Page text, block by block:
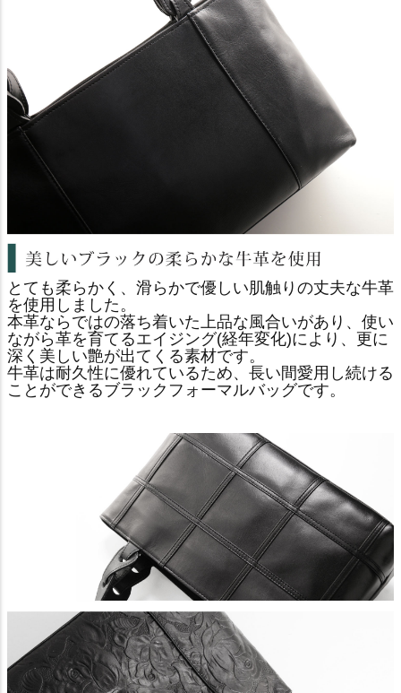
とても柔らかく、滑らかで優しい肌触りの丈夫な牛革
を使用しました。
本革ならではの落ち着いた上品な風合いがあり、使い
ながら革を育てるエイジング(経年変化)により、更に
深く美しい艶が出てくる素材です。
牛革は耐久性に優れているため、長い間愛用し続ける
ことができるブラックフォーマルバッグです。